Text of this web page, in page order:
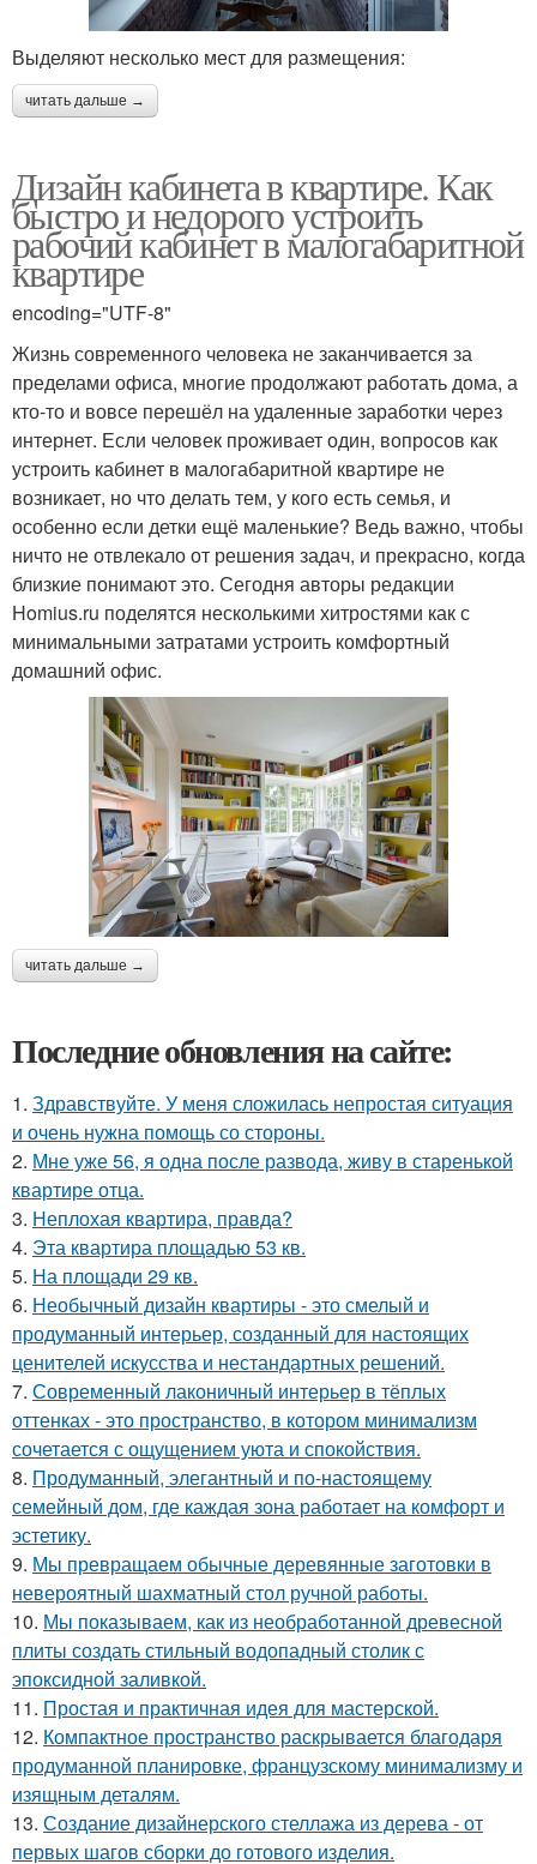
Выделяют несколько мест для размещения:
читать дальше →
Дизайн кабинета в квартире. Как
быстро и недорого устроить
рабочий кабинет в малогабаритной
квартире
encoding="UTF-8"
Жизнь современного человека не заканчивается за
пределами офиса, многие продолжают работать дома, а
кто-то и вовсе перешёл на удаленные заработки через
интернет. Если человек проживает один, вопросов как
устроить кабинет в малогабаритной квартире не
возникает, но что делать тем, у кого есть семья, и
особенно если детки ещё маленькие? Ведь важно, чтобы
ничто не отвлекало от решения задач, и прекрасно, когда
близкие понимают это. Сегодня авторы редакции
Homius.ru поделятся несколькими хитростями как с
минимальными затратами устроить комфортный
домашний офис.
читать дальше →
Последние обновления на сайте:
1. Здравствуйте. У меня сложилась непростая ситуация
и очень нужна помощь со стороны.
2. Мне уже 56, я одна после развода, живу в старенькой
квартире отца.
3. Неплохая квартира, правда?
4. Эта квартира площадью 53 кв.
5. На площади 29 кв.
6. Необычный дизайн квартиры - это смелый и
продуманный интерьер, созданный для настоящих
ценителей искусства и нестандартных решений.
7. Современный лаконичный интерьер в тёплых
оттенках - это пространство, в котором минимализм
сочетается с ощущением уюта и спокойствия.
8. Продуманный, элегантный и по-настоящему
семейный дом, где каждая зона работает на комфорт и
эстетику.
9. Мы превращаем обычные деревянные заготовки в
невероятный шахматный стол ручной работы.
10. Мы показываем, как из необработанной древесной
плиты создать стильный водопадный столик с
эпоксидной заливкой.
11. Простая и практичная идея для мастерской.
12. Компактное пространство раскрывается благодаря
продуманной планировке, французскому минимализму и
изящным деталям.
13. Создание дизайнерского стеллажа из дерева - от
первых шагов сборки до готового изделия.